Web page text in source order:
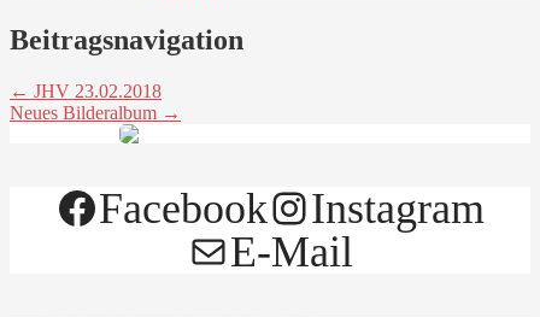
Beitragsnavigation
← JHV 23.02.2018
Neues Bilderalbum →
Facebook
Instagram
E-Mail